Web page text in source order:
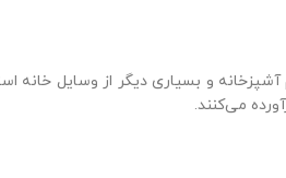
آشپزخانه و بسیاری دیگر از وسایل خانه
می‌کنند.